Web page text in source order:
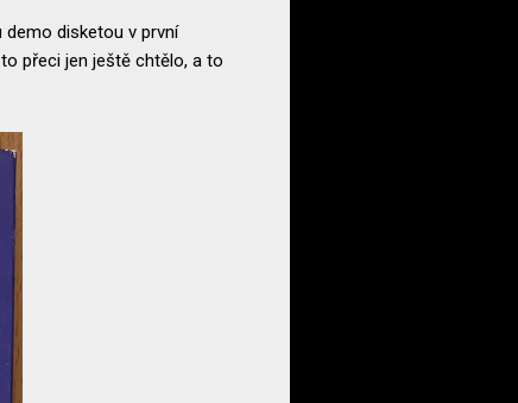
disketou v první
přeci jen ještě chtělo, a to